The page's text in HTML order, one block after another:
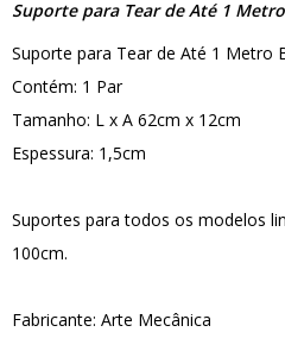
Suporte para Tear de Até 1
Suporte para Tear de Até 1 Metro
Contém: 1 Par
Tamanho: L x A 62cm x 12cm
Espessura: 1,5cm
Suportes para todos os modelos
100cm.
Fabricante: Arte Mecânica